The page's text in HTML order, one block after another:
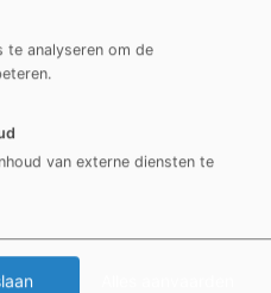
keer)
settings
Sociaal
Huis
te analyseren om de
van externe diensten te